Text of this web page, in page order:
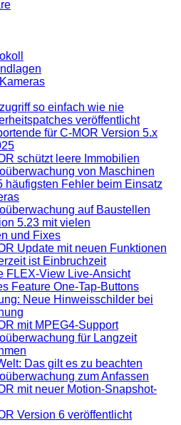
so einfach wie nie
veröffentlicht
für C-MOR Version 5.x
schützt leere Immobilien
von Maschinen
häufigsten Fehler beim Einsatz
auf Baustellen
5.23 mit vielen
und Fixes
Update mit neuen Funktionen
ist Einbruchzeit
FLEX-View Live-Ansicht
Feature One-Tap-Buttons
Neue Hinweisschilder bei
mit MPEG4-Support
für Langzeit
Das gilt es zu beachten
zum Anfassen
mit neuer Motion-Snapshot-
Version 6 veröffentlicht